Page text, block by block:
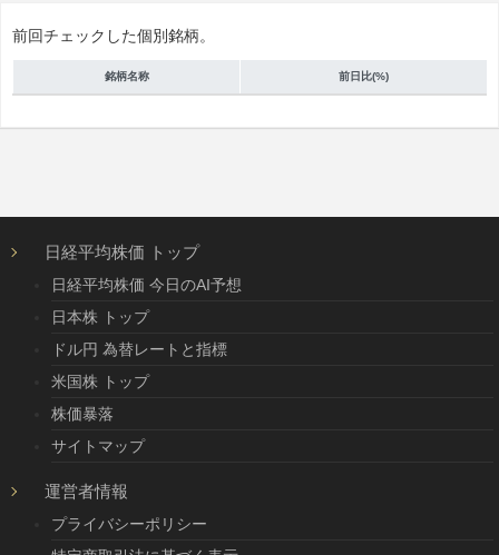
前回チェックした個別銘柄。
銘柄名称 前日比(%)
日経平均株価 トップ
日経平均株価 今日のAI予想
日本株 トップ
ドル円 為替レートと指標
米国株 トップ
株価暴落
サイトマップ
運営者情報
プライバシーポリシー